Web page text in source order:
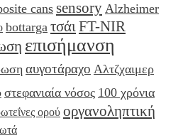
cans sensory Alzheimer
bottarga τσάι FT-NIR
επισήμανση
αυγοτάραχο Αλτζχαιμερ
στεφανιαία νόσος 100 χρόνια
ορού οργανοληπτική